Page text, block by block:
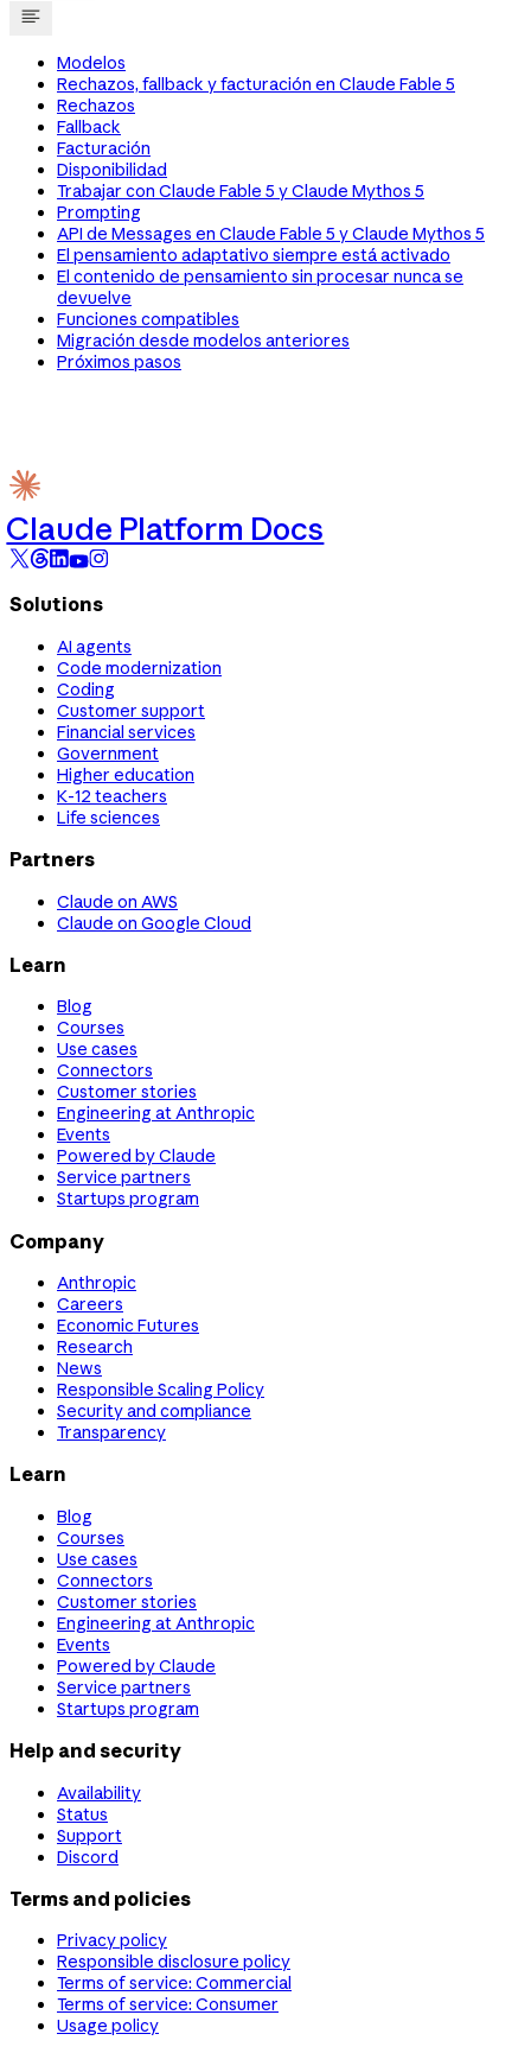
Modelos
Rechazos, fallback y facturación en Claude Fable 5
Rechazos
Fallback
Facturación
Disponibilidad
Trabajar con Claude Fable 5 y Claude Mythos 5
Prompting
API de Messages en Claude Fable 5 y Claude Mythos 5
El pensamiento adaptativo siempre está activado
El contenido de pensamiento sin procesar nunca se
devuelve
Funciones compatibles
Migración desde modelos anteriores
Próximos pasos
Claude Platform Docs
Solutions
AI agents
Code modernization
Coding
Customer support
Financial services
Government
Higher education
K-12 teachers
Life sciences
Partners
Claude on AWS
Claude on Google Cloud
Learn
Blog
Courses
Use cases
Connectors
Customer stories
Engineering at Anthropic
Events
Powered by Claude
Service partners
Startups program
Company
Anthropic
Careers
Economic Futures
Research
News
Responsible Scaling Policy
Security and compliance
Transparency
Learn
Blog
Courses
Use cases
Connectors
Customer stories
Engineering at Anthropic
Events
Powered by Claude
Service partners
Startups program
Help and security
Availability
Status
Support
Discord
Terms and policies
Privacy policy
Responsible disclosure policy
Terms of service: Commercial
Terms of service: Consumer
Usage policy